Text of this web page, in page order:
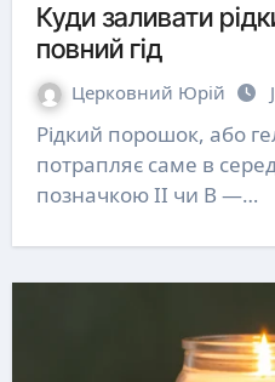
Куди заливати
повний гід
Церковний Юрій
Рідкий порошок, або гель для прання,
потрапляє саме в
позначкою II чи B —…